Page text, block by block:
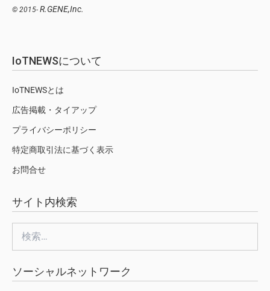
© 2015- R.GENE,Inc.
IoTNEWSについて
IoTNEWSとは
広告掲載・タイアップ
プライバシーポリシー
特定商取引法に基づく表示
お問合せ
サイト内検索
索:
ソーシャルネットワーク